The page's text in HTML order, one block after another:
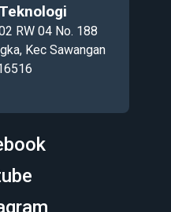
RW 04 No. 188
Kec Sawangan